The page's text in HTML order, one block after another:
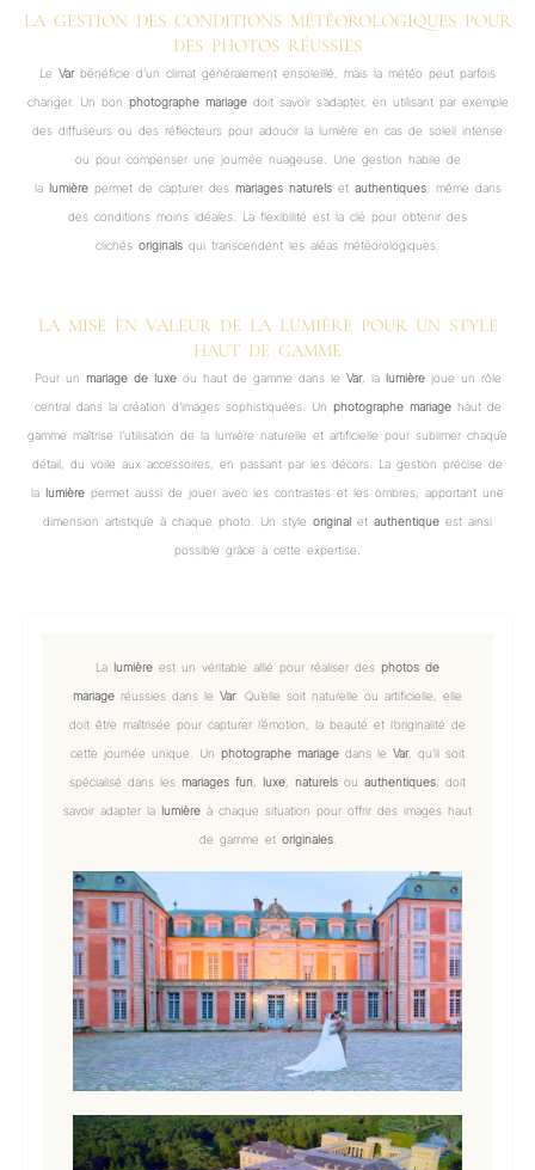
LA GESTION DES CONDITIONS MÉTÉOROLOGIQUES POUR
DES PHOTOS RÉUSSIES
Le Varbénéficie d’un climat généralement ensoleillé, mais la météo peut parfois
changer. Un bon photographe mariagedoit savoir s’adapter, en utilisant par exemple
des diffuseurs ou des réflecteurs pour adoucir la lumière en cas de soleil intense
ou pour compenser une journée nuageuse. Une gestion habile de
la lumièrepermet de capturer des mariages naturelset authentiques, même dans
des conditions moins idéales. La flexibilité est la clé pour obtenir des
clichés originals qui transcendent les aléas météorologiques.
LA MISE EN VALEUR DE LA LUMIÈRE POUR UN STYLE
HAUT DE GAMME
Pour un mariage de luxeou haut de gamme dans le Var, la lumièrejoue un rôle
central dans la création d’images sophistiquées. Un photographe mariagehaut de
gamme maîtrise l’utilisation de la lumière naturelle et artificielle pour sublimer chaque
détail, du voile aux accessoires, en passant par les décors. La gestion précise de
la lumière permet aussi de jouer avec les contrastes et les ombres, apportant une
dimension artistique à chaque photo. Un style original et authentique est ainsi
possible grâce à cette expertise.
La lumière est un véritable allié pour réaliser des photos de
mariage réussies dans le Var. Qu’elle soit naturelle ou artificielle, elle
doit être maîtrisée pour capturer l’émotion, la beauté et l’originalité de
cette journée unique. Un photographe mariage dans le Var, qu’il soit
spécialisé dans les mariages fun, luxe, naturels ou authentiques, doit
savoir adapter la lumière à chaque situation pour offrir des images haut
de gamme et originales.